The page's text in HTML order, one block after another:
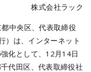
メールマガ
公式SNS
株式会社ラック
中央区、代表取締役
）は、インターネット
化として、12月14日
代田区、代表取締役社